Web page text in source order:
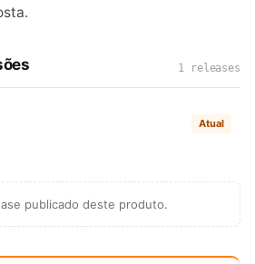
1 releases
Atual
publicado deste produto.